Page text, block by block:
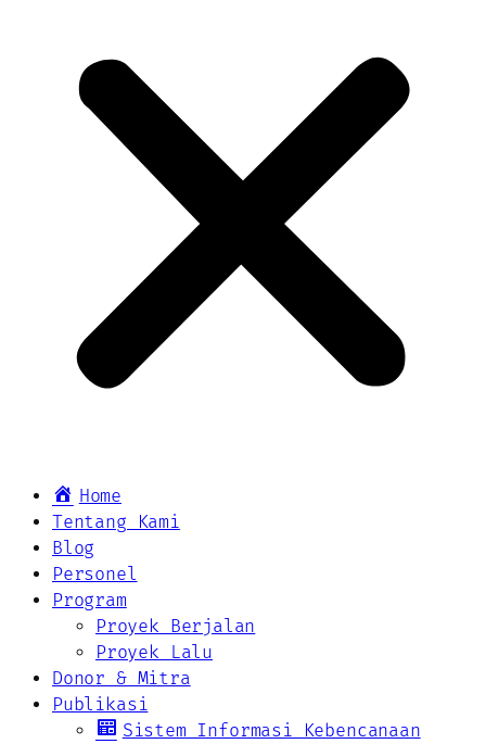
Home
Tentang Kami
Blog
Personel
Program
Proyek Berjalan
Proyek Lalu
Donor & Mitra
Publikasi
Sistem Informasi Kebencanaan